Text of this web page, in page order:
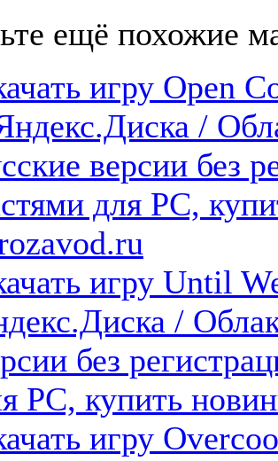
ещё похожие
игру Open
/
версии без
для PC,
игру Until
/
без
PC, купить
игру